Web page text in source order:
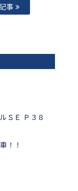
事
ＳＥ Ｐ３８
！！